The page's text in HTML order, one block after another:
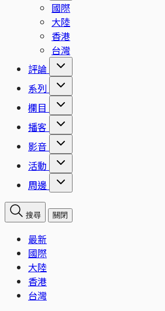
國際
大陸
香港
台灣
評論
系列
欄目
播客
影音
活動
周邊
搜尋 關閉
最新
國際
大陸
香港
台灣